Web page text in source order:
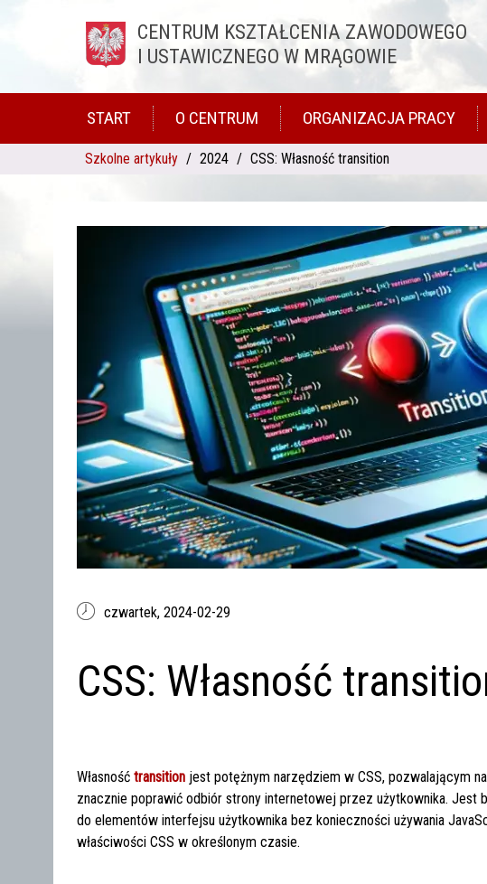
Przejdź do treści
CENTRUM KSZTAŁCENIA ZAWODOWEGO
I USTAWICZNEGO W MRĄGOWIE
START O CENTRUM ORGANIZACJA PRACY
Szkolne artykuły 2024 CSS: Własność transition
czwartek,2024-02-29
CSS: Własność
Własnośćtransition jest potężnym narzędziem w CSS, pozwalającym
znacznie poprawić odbiór strony internetowej przez użytkownika. Jest
do elementów interfejsu użytkownika bez konieczności używania
właściwości CSS w określonym czasie.